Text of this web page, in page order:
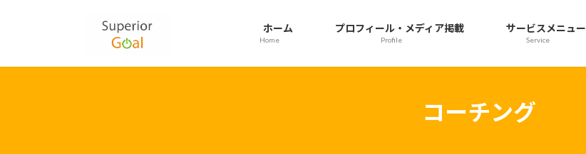
ホーム
Home
プロフィール・メディア掲載
Profile
サービスメニュー
Service
コーチング